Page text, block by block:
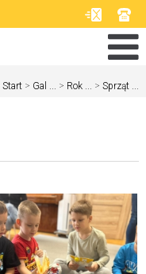
Start > Gal ... > Rok ... > Sprząt ...